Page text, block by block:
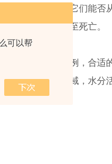
可以帮
分活度决定了它们能否
，生长停滞甚至死亡。
响。以食品为例，合适
药和化妆品领域，水分